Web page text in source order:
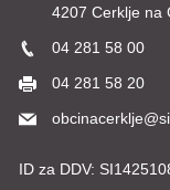
4207 Cerklje na
04 281 58 00
04 281 58 20
ID za DDV: